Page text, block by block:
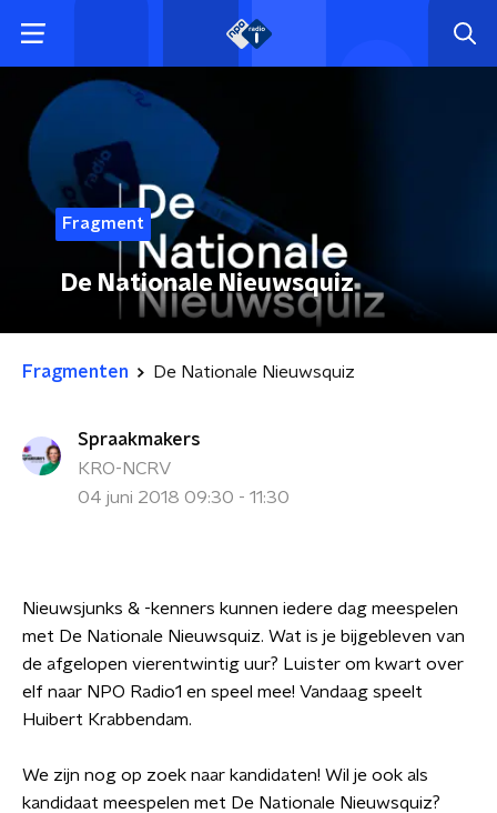
Fragment
De Nationale Nieuwsquiz
Fragmenten De Nationale Nieuwsquiz
Spraakmakers
KRO-NCRV
04 juni 2018 09:30 - 11:30
Nieuwsjunks & -kenners kunnen iedere dag meespelen
met De Nationale Nieuwsquiz. Wat is je bijgebleven van
de afgelopen vierentwintig uur? Luister om kwart over
elf naar NPO Radio1 en speel mee! Vandaag speelt
Huibert Krabbendam.
We zijn nog op zoek naar kandidaten! Wil je ook als
kandidaat meespelen met De Nationale Nieuwsquiz?